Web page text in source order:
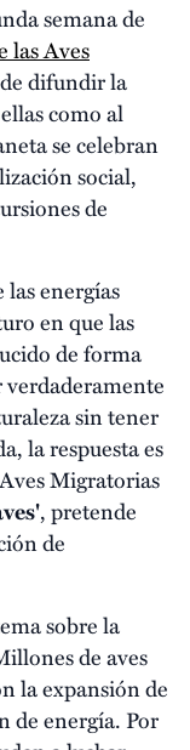
semana de
las Aves
difundir la
como al
se celebran
social,
de
las energías
en que las
de forma
verdaderamente
sin tener
la respuesta es
Migratorias
, pretende
de
sobre la
de aves
la expansión de
de energía. Por